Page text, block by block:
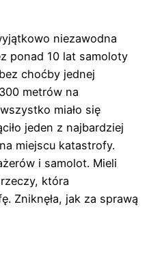
niezawodna
ponad 10 lat samoloty
choćby jednej
metrów na
miało się
jeden z najbardziej
miejscu katastrofy.
i samolot. Mieli
która
Zniknęła, jak za sprawą